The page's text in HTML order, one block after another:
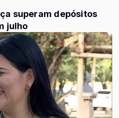
superam depósitos
julho